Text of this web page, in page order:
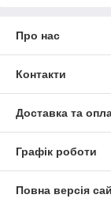
Про нас
Контакти
Доставка та
Графік роботи
Повна версія